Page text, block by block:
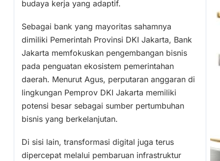
budaya kerja yang adaptif.
Sebagai bank yang mayoritas sahamnya
dimiliki Pemerintah Provinsi DKI Jakarta, Bank
Jakarta memfokuskan pengembangan bisnis
pada penguatan ekosistem pemerintahan
daerah. Menurut Agus, perputaran anggaran di
lingkungan Pemprov DKI Jakarta memiliki
potensi besar sebagai sumber pertumbuhan
bisnis yang berkelanjutan.
Di sisi lain, transformasi digital juga terus
dipercepat melalui pembaruan infrastruktur